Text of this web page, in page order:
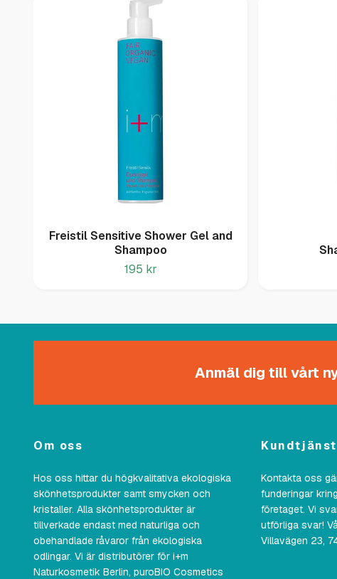
Freistil Sensitive Shower Gel and
Shampoo
195 kr
Anmäl dig till vårt
Om oss
Hos oss hittar du högkvalitativa ekologiska
skönhetsprodukter samt smycken och
kristaller. Alla skönhetsprodukter är
tillverkade endast med naturliga och
obehandlade råvaror från ekologiska
odlingar. Vi är distributörer för i+m
Naturkosmetik Berlin, puroBIO Cosmetics
Kundtjänst
Kontakta oss
funderingar
företaget. Vi
utförliga svar!
Villavägen 23,